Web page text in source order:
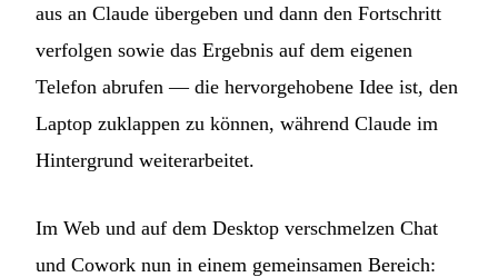
aus an Claude übergeben und dann den Fortschritt
verfolgen sowie das Ergebnis auf dem eigenen
Telefon abrufen — die hervorgehobene Idee ist, den
Laptop zuklappen zu können, während Claude im
Hintergrund weiterarbeitet.
Im Web und auf dem Desktop verschmelzen Chat
und Cowork nun in einem gemeinsamen Bereich: